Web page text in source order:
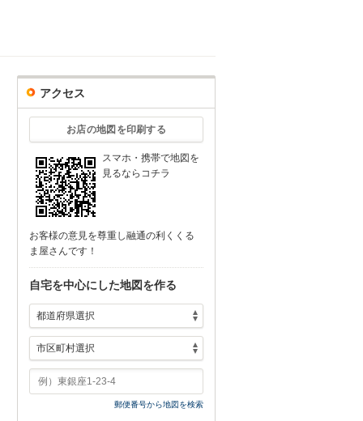
アクセス
お店の地図を印刷する
スマホ・携帯で地図を
見るならコチラ
お客様の意見を尊重し融通の利くくる
ま屋さんです！
自宅を中心にした地図を作る
郵便番号から地図を検索